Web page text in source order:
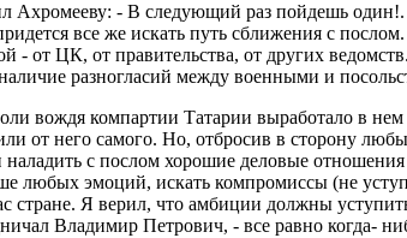
Ахромееву: - В следующий раз пойдешь
все же искать путь сближения с
- от ЦК, от правительства, от других
разногласий между военными и
вождя компартии Татарии выработало в
от него самого. Но, отбросив в сторону
с послом хорошие деловые
любых эмоций, искать компромиссы (не
стране. Я верил, что амбиции должны
Владимир Петрович, - все равно когда-